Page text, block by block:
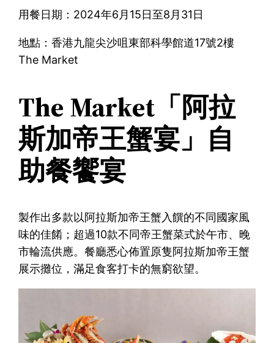
用餐日期：2024年6月15日至8月31日
地點：香港九龍尖沙咀東部科學館道17號2樓
The Market
The Market「阿拉
斯加帝王蟹宴」自
助餐饗宴
製作出多款以阿拉斯加帝王蟹入饌的不同國家風
味的佳餚；超過10款不同帝王蟹菜式於午市、晚
市輪流供應。餐廳悉心佈置原隻阿拉斯加帝王蟹
展示攤位，滿足食客打卡的無窮欲望。